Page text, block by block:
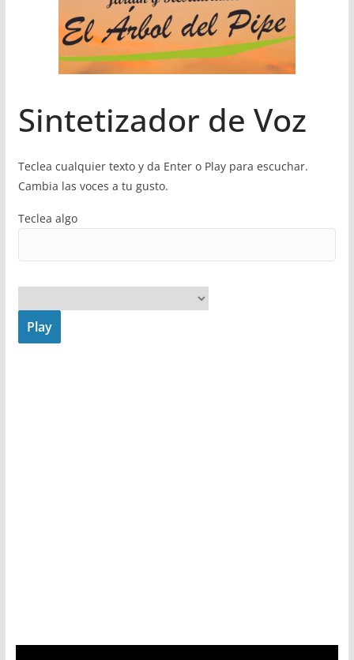
Sintetizador de Voz
Teclea cualquier texto y da Enter o Play para escuchar.
Cambia las voces a tu gusto.
Teclea algo
Play